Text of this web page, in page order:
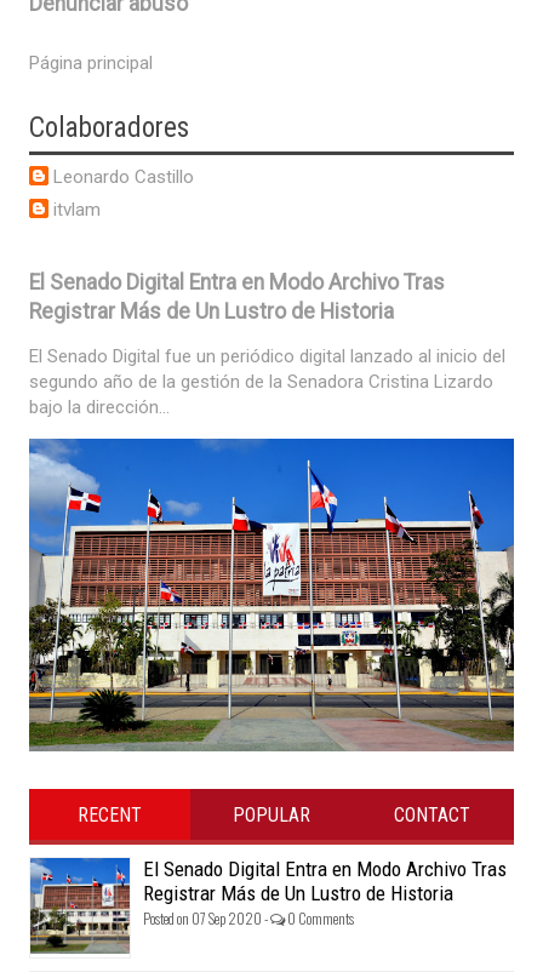
Página principal
Colaboradores
Leonardo Castillo
itvlam
El Senado Digital Entra en Modo Archivo Tras
Registrar Más de Un Lustro de Historia
El Senado Digital fue un periódico digital lanzado al inicio del
segundo año de la gestión de la Senadora Cristina Lizardo
bajo la dirección...
RECENT POPULAR CONTACT
El Senado Digital Entra en Modo Archivo Tras
Registrar Más de Un Lustro de Historia
Posted on 07 Sep 2020 - 0 Comments